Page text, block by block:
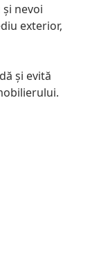
nevoi
exterior,
și evită